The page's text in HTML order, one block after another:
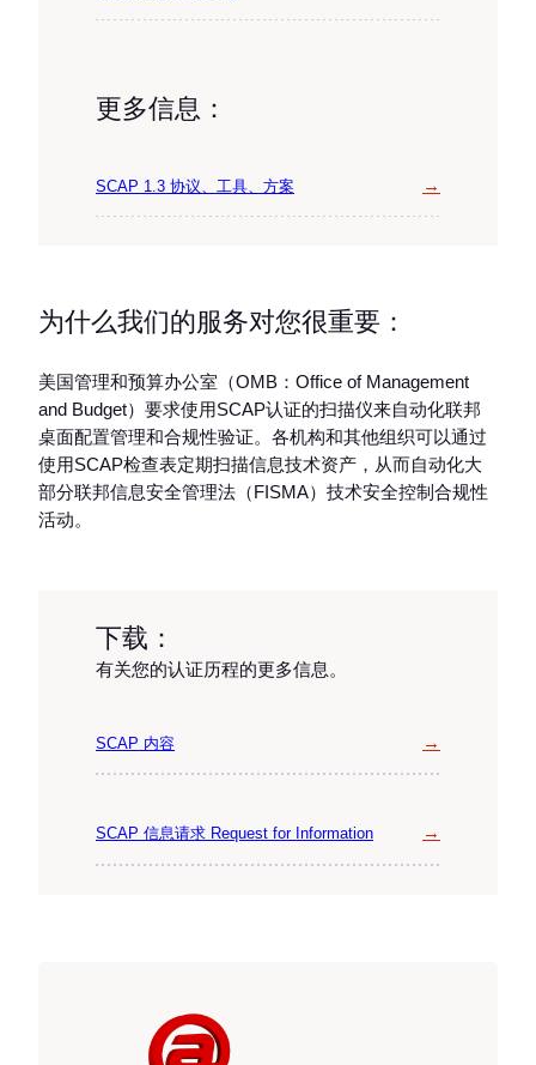
更多信息：
SCAP 1.3 协议、工具、方案 →
为什么我们的服务对您很重要：
美国管理和预算办公室（OMB：Office of Management
and Budget）要求使用SCAP认证的扫描仪来自动化联邦
桌面配置管理和合规性验证。各机构和其他组织可以通过
使用SCAP检查表定期扫描信息技术资产，从而自动化大
部分联邦信息安全管理法（FISMA）技术安全控制合规性
活动。
下载：
有关您的认证历程的更多信息。
SCAP 内容 →
SCAP 信息请求 Request for Information →